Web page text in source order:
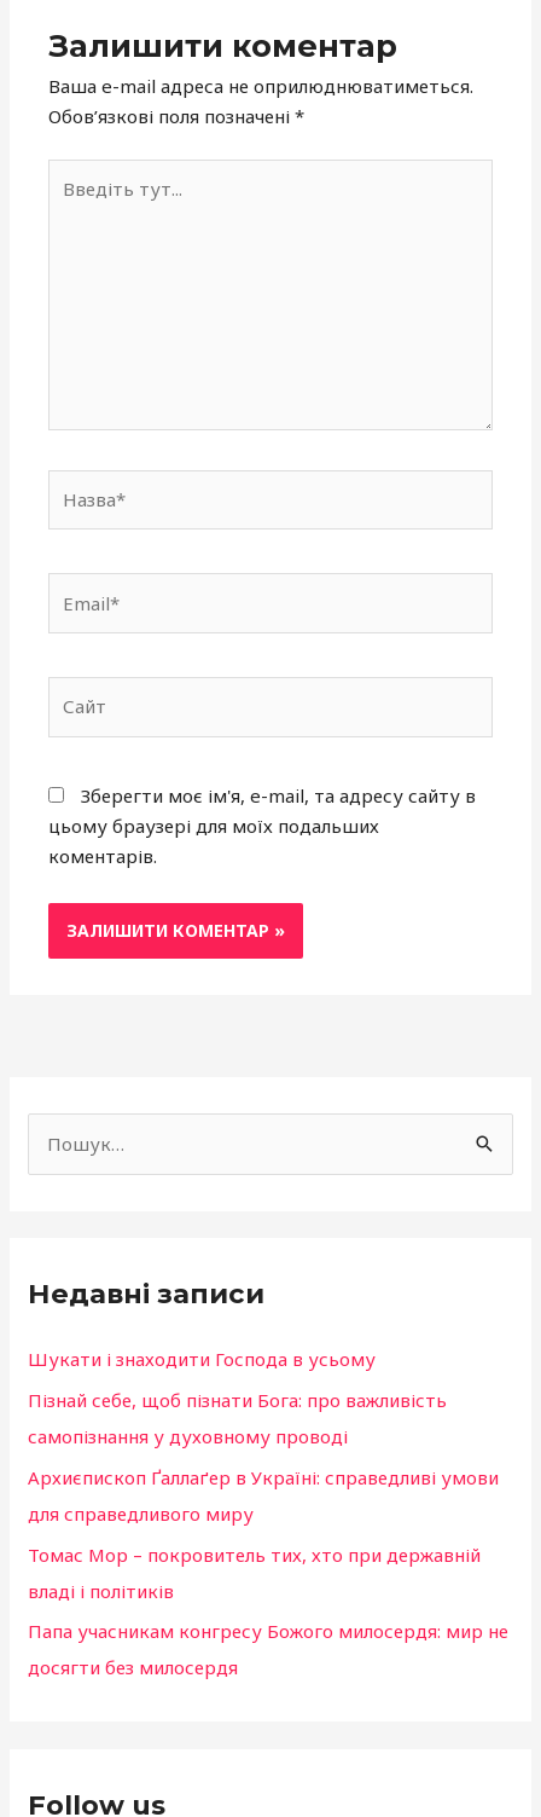
Залишити коментар
Ваша e-mail адреса не оприлюднюватиметься.
Обов’язкові поля позначені*
тут...
Зберегти моє ім'я, e-mail, та адресу сайту в
цьому браузері для моїх подальших
коментарів.
т
:
Недавні записи
Шукати і знаходити Господа в усьому
Пізнай себе, щоб пізнати Бога: про важливість
самопізнання у духовному проводі
Архиєпископ Ґаллаґер в Україні: справедливі умови
для справедливого миру
Томас Мор – покровитель тих, хто при державній
владі і політиків
Папа учасникам конгресу Божого милосердя: мир не
досягти без милосердя
Follow us
o